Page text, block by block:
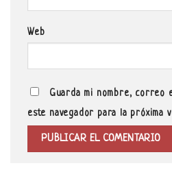
Web
Guarda mi nombre, correo
este navegador para la próxima